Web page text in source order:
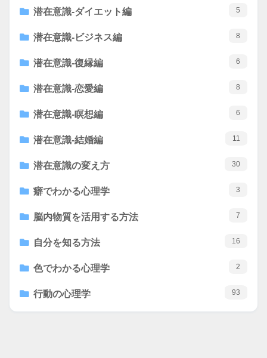
潜在意識-ダイエット編 5
潜在意識-ビジネス編 8
潜在意識-復縁編 6
潜在意識-恋愛編 8
潜在意識-瞑想編 6
潜在意識-結婚編 11
潜在意識の変え方 30
癖でわかる心理学 3
脳内物質を活用する方法 7
自分を知る方法 16
色でわかる心理学 2
行動の心理学 93